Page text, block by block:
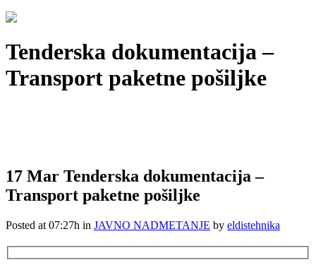
Tenderska dokumentacija –
Transport paketne pošiljke
17 Mar Tenderska dokumentacija –
Transport paketne pošiljke
Posted at 07:27h in JAVNO NADMETANJE by eldistehnika